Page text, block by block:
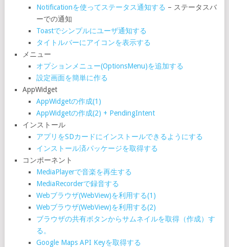
Notificationを使ってステータス通知する – ステータスバ
ーでの通知
Toastでシンプルにユーザ通知する
タイトルバーにアイコンを表示する
メニュー
オプションメニュー(OptionsMenu)を追加する
設定画面を簡単に作る
AppWidget
AppWidgetの作成(1)
AppWidgetの作成(2) + PendingIntent
インストール
アプリをSDカードにインストールできるようにする
インストール済パッケージを取得する
コンポーネント
MediaPlayerで音楽を再生する
MediaRecorderで録音する
Webブラウザ(WebView)を利用する(1)
Webブラウザ(WebView)を利用する(2)
ブラウザの共有ボタンからサムネイルを取得（作成）す
る。
Google Maps API Keyを取得する